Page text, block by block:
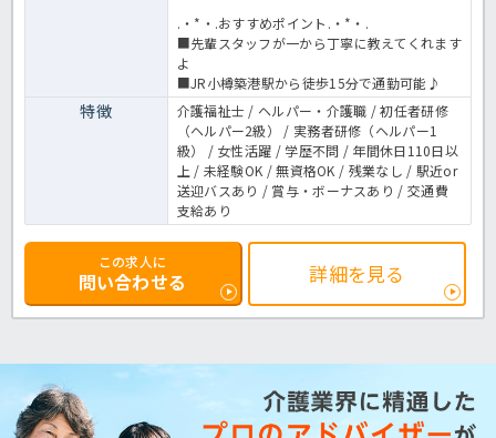
.・*・.おすすめポイント.・*・.
■先輩スタッフが一から丁寧に教えてくれます
よ
■JR小樽築港駅から徒歩15分で通勤可能♪
特徴
介護福祉士 / ヘルパー・介護職 / 初任者研修
（ヘルパー2級） / 実務者研修（ヘルパー1
級） / 女性活躍 / 学歴不問 / 年間休日110日以
上 / 未経験OK / 無資格OK / 残業なし / 駅近or
送迎バスあり / 賞与・ボーナスあり / 交通費
支給あり
この求人に
問い合わせる 詳細を見る